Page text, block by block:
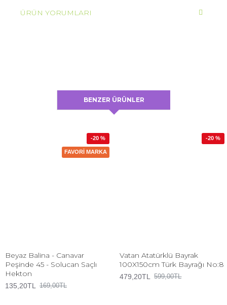
ÜRÜN YORUMLARI
BENZER ÜRÜNLER
FAVORI MARKA
-20 %
Beyaz Balina - Canavar
Peşinde 45 - Solucan Saçlı
Hekton
135,20TL 169,00TL
-20 %
Vatan Atatürklü Bayrak
100X150cm Türk Bayrağı No:8
479,20TL 599,00TL